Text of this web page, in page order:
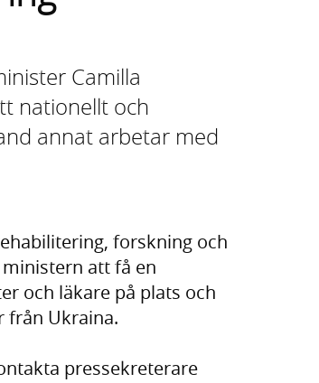
Camilla
nationellt och
annat arbetar med
forskning och
att få en
och läkare på plats och
från Ukraina.
pressekreterare